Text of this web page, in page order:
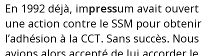
En 1992 déjà, impressum avait ouvert
une action contre le SSM pour obtenir
l’adhésion à la CCT. Sans succès. Nous